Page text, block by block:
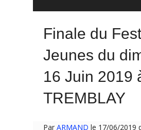
Finale du
Jeunes du
16 Juin 2019
TREMBLAY
Par ARMAND le 17/06/2019